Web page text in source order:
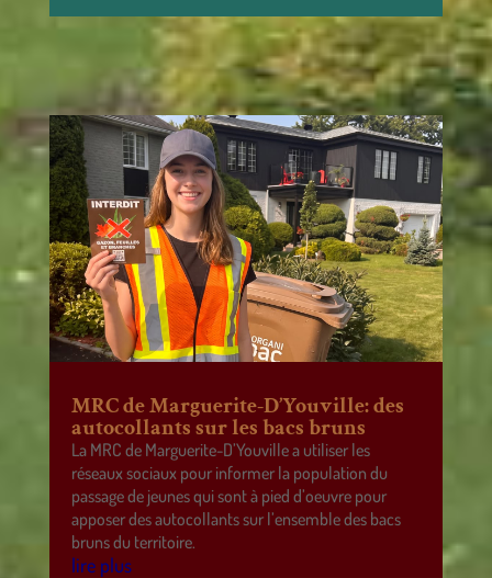
MRC de Marguerite-D’Youville: des
autocollants sur les bacs bruns
La MRC de Marguerite-D’Youville a utiliser les
réseaux sociaux pour informer la population du
passage de jeunes qui sont à pied d’oeuvre pour
apposer des autocollants sur l’ensemble des bacs
bruns du territoire.
lire plus